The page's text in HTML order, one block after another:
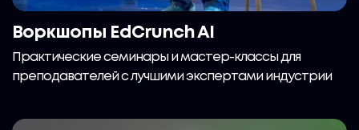
Воркшопы EdCrunch AI
Практические семинары и мастер-классы для
преподавателей с лучшими экспертами индустрии